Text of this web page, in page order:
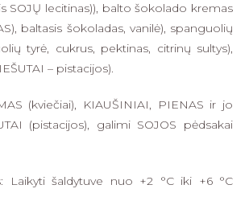
SOJŲ lecitinas)), balto šokolado kremas
baltasis šokoladas, vanilė), spanguolių
tyrė, cukrus, pektinas, citrinų sultys),
– pistacijos).
(kviečiai), KIAUŠINIAI, PIENAS ir jo
(pistacijos), galimi SOJOS pėdsakai
Laikyti šaldytuve nuo +2 °C iki +6 °C